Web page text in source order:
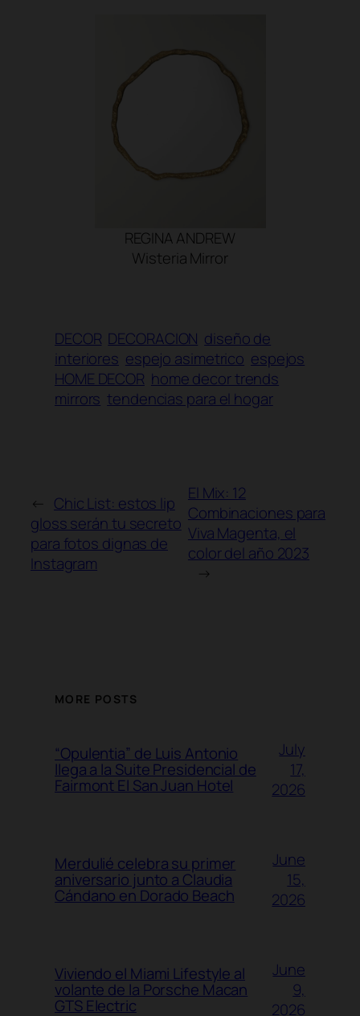
REGINA ANDREW
Wisteria Mirror
DECOR DECORACION diseño de
interiores espejo asimetrico espejos
HOME DECOR home decor trends
mirrors tendencias para el hogar
←
Chic List: estos lip
gloss serán tu secreto
para fotos dignas de
Instagram
El Mix: 12
Combinaciones para
Viva Magenta, el
color del año 2023
→
MORE POSTS
“Opulentia” de Luis Antonio
llega a la Suite Presidencial de
Fairmont El San Juan Hotel
July
17,
2026
Merdulié celebra su primer
aniversario junto a Claudia
Cándano en Dorado Beach
June
15,
2026
Viviendo el Miami Lifestyle al
volante de la Porsche Macan
GTS Electric
June
9,
2026